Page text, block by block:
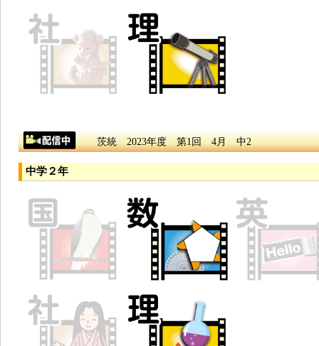
茨統 2023年度 第1回 4月 中2
中学２年